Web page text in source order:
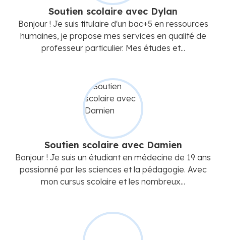
Soutien scolaire avec Dylan
Bonjour ! Je suis titulaire d'un bac+5 en ressources
humaines, je propose mes services en qualité de
professeur particulier. Mes études et...
Soutien scolaire avec Damien
Bonjour ! Je suis un étudiant en médecine de 19 ans
passionné par les sciences et la pédagogie. Avec
mon cursus scolaire et les nombreux...